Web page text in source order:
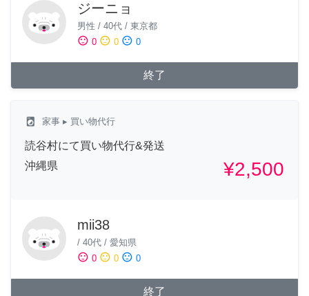
ジーニョ
男性 / 40代 / 東京都
sentiment_satisfied 0 sentiment_neutral 0 sentiment_dissatisfied 0
終了
local_laundry_service 家事 ▸ 買い物代行
読谷村にて買い物代行&発送
沖縄県
¥2,500
mii38
/ 40代 / 愛知県
sentiment_satisfied 0 sentiment_neutral 0 sentiment_dissatisfied 0
終了